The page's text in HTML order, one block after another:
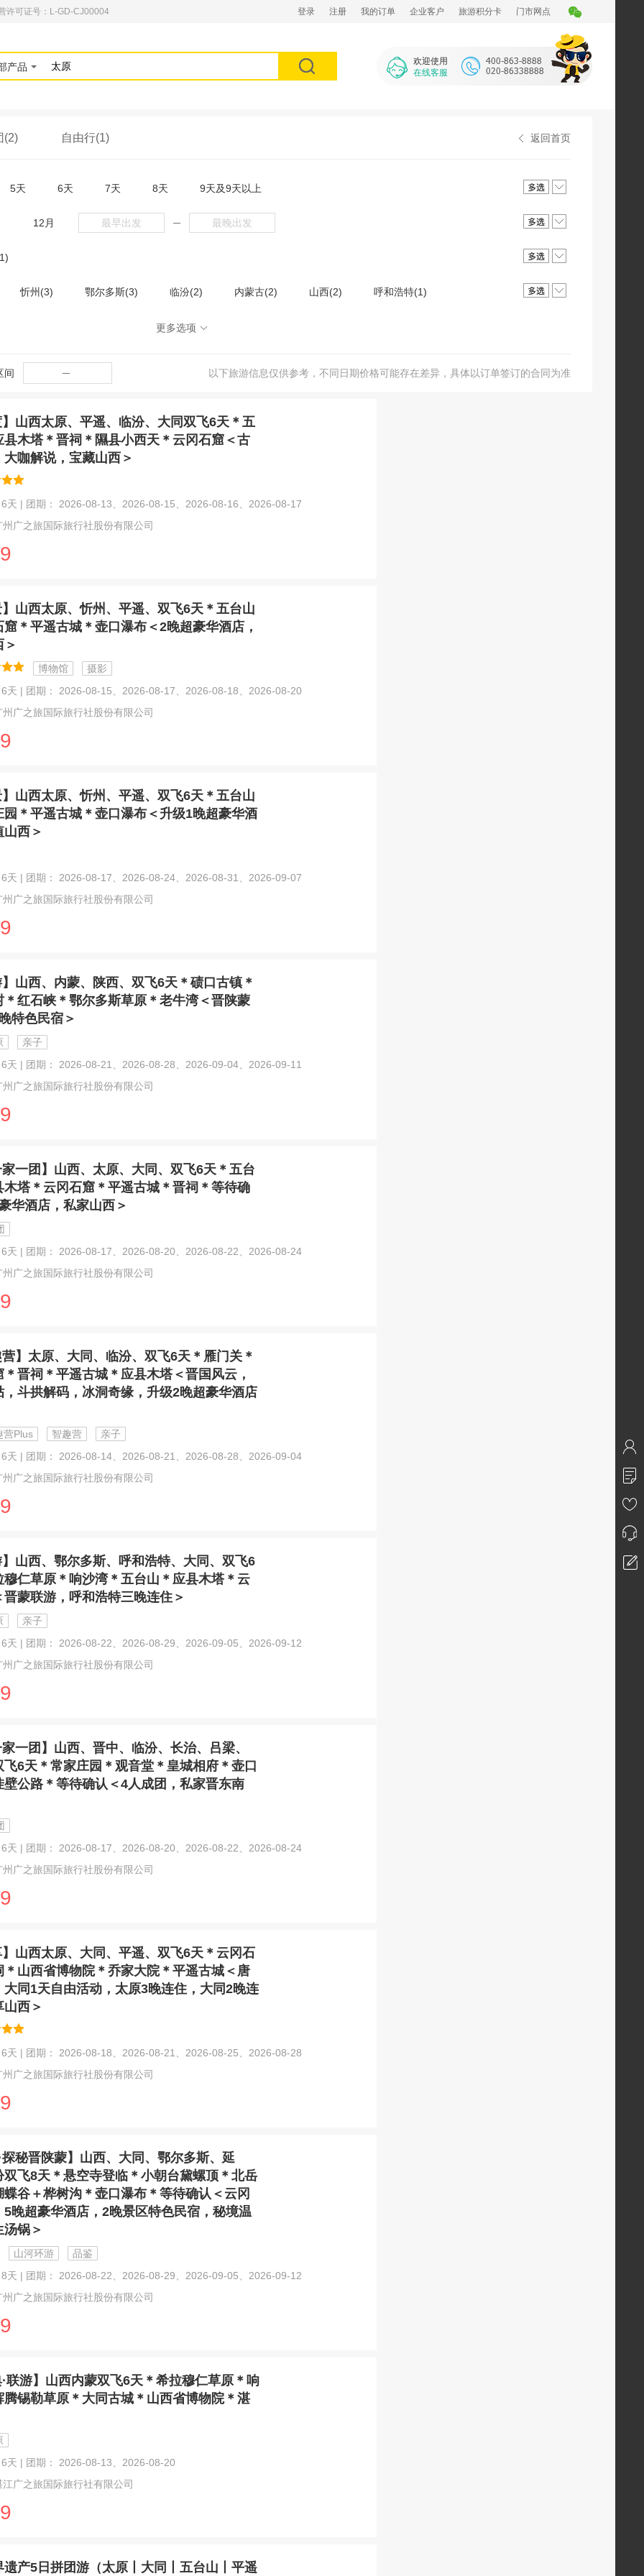
许可证号：L-GD-CJ00004 登录 注册 我的订单 企业客户 旅游积分卡 门市网点
产品
欢迎使用
在线客服
返回首页
(2) 自由行(1)
5天 6天 7天 8天 9天及9天以上
12月 ─
忻州(3) 鄂尔多斯(3) 临汾(2) 内蒙古(2) 山西(2) 呼和浩特(1)
更多选项
间 ─ 以下旅游信息仅供参考，不同日期价格可能存在差异，具体以订单签订的合同为准
】山西太原、平遥、临汾、大同双飞6天＊五
县木塔＊晋祠＊隰县小西天＊云冈石窟＜古
大咖解说，宝藏山西＞
天 | 团期： 2026-08-13、2026-08-15、2026-08-16、2026-08-17
广之旅国际旅行社股份有限公司
】山西太原、忻州、平遥、双飞6天＊五台山
窟＊平遥古城＊壶口瀑布＜2晚超豪华酒店，
＞
博物馆
摄影
天 | 团期： 2026-08-15、2026-08-17、2026-08-18、2026-08-20
广之旅国际旅行社股份有限公司
】山西太原、忻州、平遥、双飞6天＊五台山
园＊平遥古城＊壶口瀑布＜升级1晚超豪华酒
西＞
天 | 团期： 2026-08-17、2026-08-24、2026-08-31、2026-09-07
广之旅国际旅行社股份有限公司
】山西、内蒙、陕西、双飞6天＊碛口古镇＊
＊红石峡＊鄂尔多斯草原＊老牛湾＜晋陕蒙
特色民宿＞
亲子
天 | 团期： 2026-08-21、2026-08-28、2026-09-04、2026-09-11
广之旅国际旅行社股份有限公司
家一团】山西、太原、大同、双飞6天＊五台
木塔＊云冈石窟＊平遥古城＊晋祠＊等待确
华酒店，私家山西＞
天 | 团期： 2026-08-17、2026-08-20、2026-08-22、2026-08-24
广之旅国际旅行社股份有限公司
营】太原、大同、临汾、双飞6天＊雁门关＊
＊晋祠＊平遥古城＊应县木塔＜晋国风云，
，斗拱解码，冰洞奇缘，升级2晚超豪华酒店
营Plus 智趣营
亲子
天 | 团期： 2026-08-14、2026-08-21、2026-08-28、2026-09-04
广之旅国际旅行社股份有限公司
】山西、鄂尔多斯、呼和浩特、大同、双飞6
穆仁草原＊响沙湾＊五台山＊应县木塔＊云
晋蒙联游，呼和浩特三晚连住＞
亲子
天 | 团期： 2026-08-22、2026-08-29、2026-09-05、2026-09-12
广之旅国际旅行社股份有限公司
一团】山西、晋中、临汾、长治、吕梁、
飞6天＊常家庄园＊观音堂＊皇城相府＊壶口
壁公路＊等待确认＜4人成团，私家晋东南
天 | 团期： 2026-08-17、2026-08-20、2026-08-22、2026-08-24
广之旅国际旅行社股份有限公司
】山西太原、大同、平遥、双飞6天＊云冈石
＊山西省博物院＊乔家大院＊平遥古城＜唐
大同1天自由活动，太原3晚连住，大同2晚连
西＞
天 | 团期： 2026-08-18、2026-08-21、2026-08-25、2026-08-28
广之旅国际旅行社股份有限公司
探秘晋陕蒙】山西、大同、鄂尔多斯、延
双飞8天＊悬空寺登临＊小朝台黛螺顶＊北岳
蝶谷＋桦树沟＊壶口瀑布＊等待确认＜云冈
5晚超豪华酒店，2晚景区特色民宿，秘境温
锅＞
山河环游
品鉴
天 | 团期： 2026-08-22、2026-08-29、2026-09-05、2026-09-12
广之旅国际旅行社股份有限公司
·联游】山西内蒙双飞6天＊希拉穆仁草原＊响
腾锡勒草原＊大同古城＊山西省博物院＊湛
天 | 团期： 2026-08-13、2026-08-20
广之旅国际旅行社有限公司
遗产5日拼团游（太原丨大同丨五台山丨平遥